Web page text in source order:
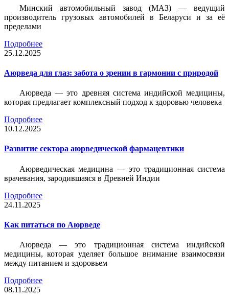
Минский автомобильный завод (МАЗ) — ведущий
производитель грузовых автомобилей в Беларуси и за её
пределами
Подробнее
25.12.2025
Аюрведа для глаз: забота о зрении в гармонии с природой
Аюрведа — это древняя система индийской медицины,
которая предлагает комплексный подход к здоровью человека
Подробнее
10.12.2025
Развитие сектора аюрведической фармацевтики
Аюрведическая медицина — это традиционная система
врачевания, зародившаяся в Древней Индии
Подробнее
24.11.2025
Как питаться по Аюрведе
Аюрведа — это традиционная система индийской
медицины, которая уделяет большое внимание взаимосвязи
между питанием и здоровьем
Подробнее
08.11.2025